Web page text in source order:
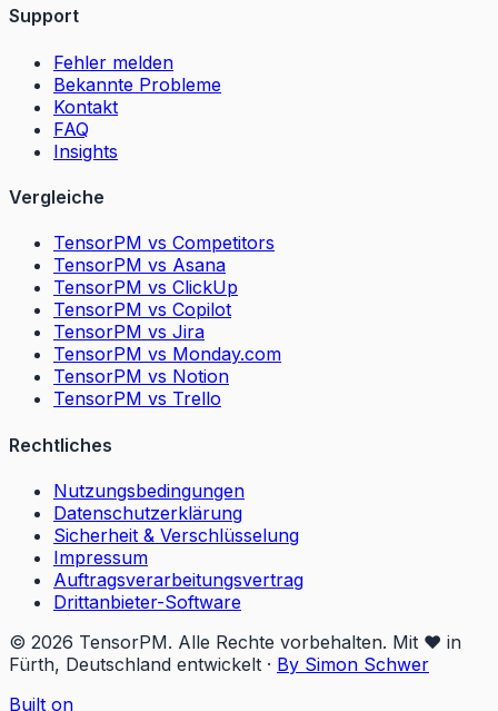
Support
Fehler melden
Bekannte Probleme
Kontakt
FAQ
Insights
Vergleiche
TensorPM vs Competitors
TensorPM vs Asana
TensorPM vs ClickUp
TensorPM vs Copilot
TensorPM vs Jira
TensorPM vs Monday.com
TensorPM vs Notion
TensorPM vs Trello
Rechtliches
Nutzungsbedingungen
Datenschutzerklärung
Sicherheit & Verschlüsselung
Impressum
Auftragsverarbeitungsvertrag
Drittanbieter-Software
© 2026 TensorPM. Alle Rechte vorbehalten. Mit ❤️ in
Fürth, Deutschland entwickelt · By Simon Schwer
Built on